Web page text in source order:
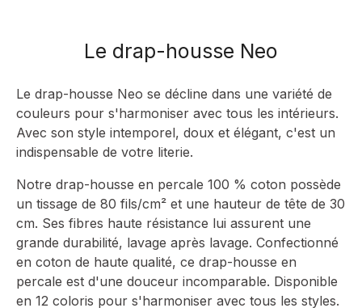
Le drap-housse Neo
Le drap-housse Neo se décline dans une variété de
couleurs pour s'harmoniser avec tous les intérieurs.
Avec son style intemporel, doux et élégant, c'est un
indispensable de votre literie.
Notre drap-housse en percale 100 % coton possède
un tissage de 80 fils/cm² et une hauteur de tête de 30
cm. Ses fibres haute résistance lui assurent une
grande durabilité, lavage après lavage. Confectionné
en coton de haute qualité, ce drap-housse en
percale est d'une douceur incomparable. Disponible
en 12 coloris pour s'harmoniser avec tous les styles.